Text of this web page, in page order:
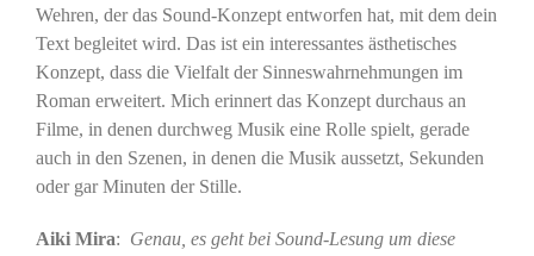
Wehren, der das Sound-Konzept entworfen hat, mit dem dein
Text begleitet wird. Das ist ein interessantes ästhetisches
Konzept, dass die Vielfalt der Sinneswahrnehmungen im
Roman erweitert. Mich erinnert das Konzept durchaus an
Filme, in denen durchweg Musik eine Rolle spielt, gerade
auch in den Szenen, in denen die Musik aussetzt, Sekunden
oder gar Minuten der Stille.
Aiki Mira: Genau, es geht bei Sound-Lesung um diese